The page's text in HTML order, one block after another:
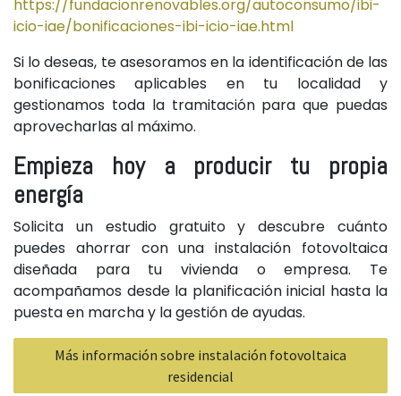
https://fundacionrenovables.org/autoconsumo/ibi-
icio-iae/bonificaciones-ibi-icio-iae.html
Si lo deseas, te asesoramos en la identificación de las
bonificaciones aplicables en tu localidad y
gestionamos toda la tramitación para que puedas
aprovecharlas al máximo.
Empieza hoy a producir tu propia
energía
Solicita un estudio gratuito y descubre cuánto
puedes ahorrar con una instalación fotovoltaica
diseñada para tu vivienda o empresa. Te
acompañamos desde la planificación inicial hasta la
puesta en marcha y la gestión de ayudas.
Más información sobre instalación fotovoltaica
residencial